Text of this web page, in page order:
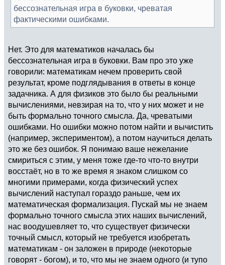
бессознательная игра в буковки, чреватая
фактическими ошибками.
Нет. Это для математиков началась бы
бессознательная игра в буковки. Вам про это уже
говорили: математикам нечем проверить свой
результат, кроме подглядывания в ответы в конце
задачника. А для физиков это было бы реальными
вычислениями, невзирая на то, что у них может и не
быть формально точного смысла. Да, чреватыми
ошибками. Но ошибки можно потом найти и вычистить
(например, экспериментом), а потом научиться делать
это же без ошибок. Я понимаю ваше нежелание
смириться с этим, у меня тоже где-то что-то внутри
восстаёт, но в то же время я знаком слишком со
многими примерами, когда физический успех
вычислений наступал гораздо раньше, чем их
математическая формализация. Пускай мы не знаем
формально точного смысла этих наших вычислений,
нас воодушевляет то, что существует физически
точный смысл, который не требуется изобретать
математикам - он заложен в природе (некоторые
говорят - богом), и то, что мы не знаем одного (и тупо